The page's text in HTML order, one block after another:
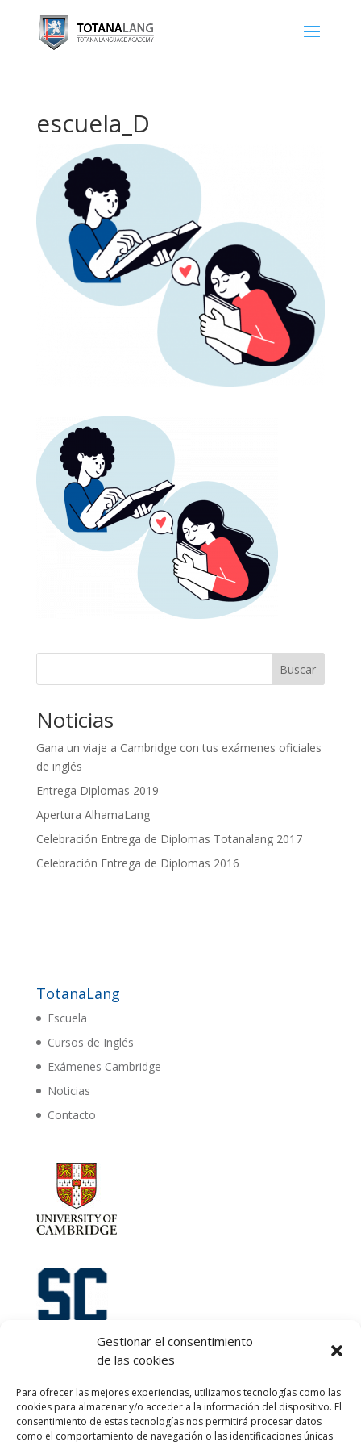
Gestionar el consentimiento
de las cookies
Para ofrecer las mejores experiencias, utilizamos tecnologías como las
cookies para almacenar y/o acceder a la información del dispositivo. El
consentimiento de estas tecnologías nos permitirá procesar datos
como el comportamiento de navegación o las identificaciones únicas
escuela_D
Buscar
Noticias
Gana un viaje a Cambridge con tus exámenes oficiales
de inglés
Entrega Diplomas 2019
Apertura AlhamaLang
Celebración Entrega de Diplomas Totanalang 2017
Celebración Entrega de Diplomas 2016
TotanaLang
Escuela
Cursos de Inglés
Exámenes Cambridge
Noticias
Contacto
968 425 675
Emilio Mora 11 | 1º Piso
30850. Totana. Murcia. Spain